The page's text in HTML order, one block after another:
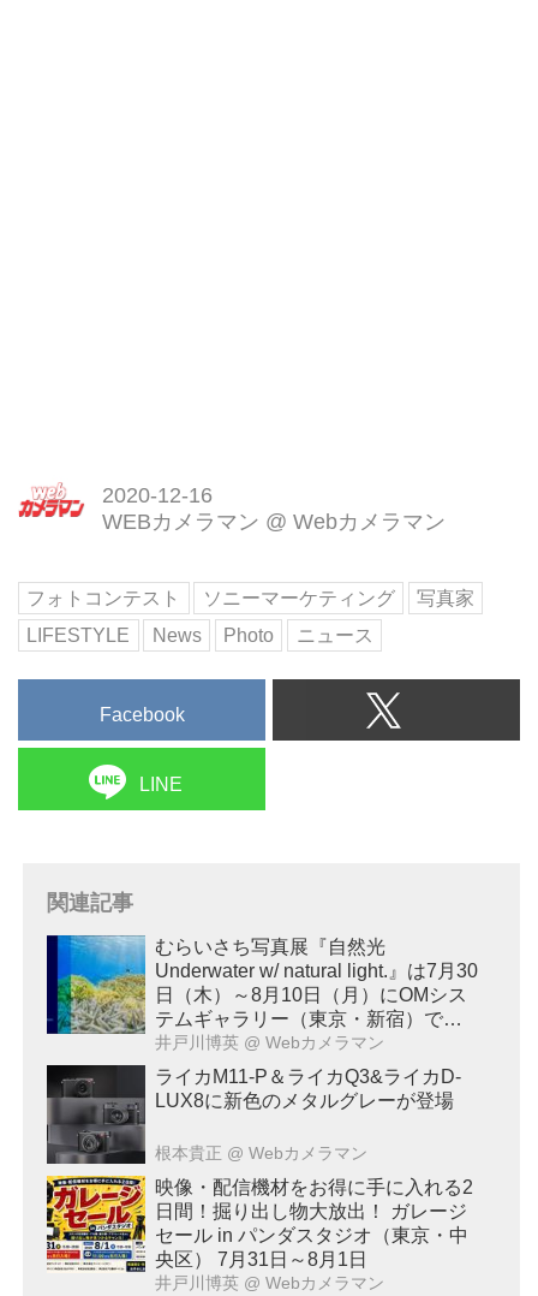
2020-12-16
WEBカメラマン @ Webカメラマン
フォトコンテスト ソニーマーケティング
写真家
LIFESTYLE
News Photo ニュース
Facebook
LINE
関連記事
むらいさち写真展『自然光
Underwater w/ natural light.』は7月30
日（木）～8月10日（月）にOMシス
テムギャラリー（東京・新宿）で開
催！
井戸川博英 @ Webカメラマン
ライカM11-P＆ライカQ3&ライカD-
LUX8に新色のメタルグレーが登場
根本貴正 @ Webカメラマン
映像・配信機材をお得に手に入れる2
日間！掘り出し物大放出！ ガレージ
セール in パンダスタジオ（東京・中
央区） 7月31日～8月1日
井戸川博英 @ Webカメラマン